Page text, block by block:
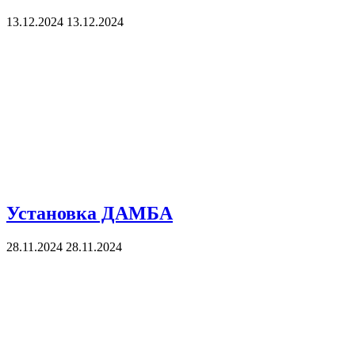
13.12.2024 13.12.2024
Установка ДАМБА
28.11.2024 28.11.2024